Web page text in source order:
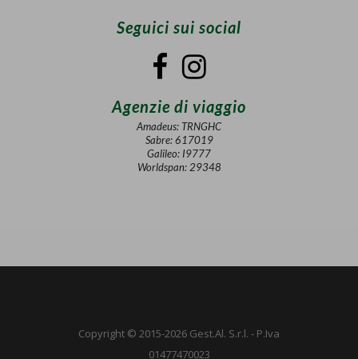
Seguici sui social
Agenzie di viaggio
Amadeus: TRNGHC
Sabre: 617019
Galileo: I9777
Worldspan: 29348
Copyright © 2015-2026 Gest.Al. S.r.l. - P.Iva
01477470023